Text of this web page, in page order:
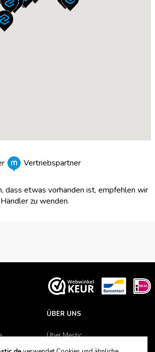
Bvba
415, BE-8560 Wevelgem
Grosshandel
35, DE-45966 Gladbeck
SW Zaandam
Vertriebspartner
dass etwas vorhanden ist, empfehlen wir
zu wenden.
ÜBER UNS
Über Mestic
Händlersuche